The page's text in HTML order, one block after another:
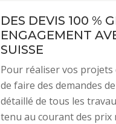
DES DEVIS 100 %
ENGAGEMENT
SUISSE
Pour réaliser vos
de faire des demandes
détaillé de tous les
tenu au courant des